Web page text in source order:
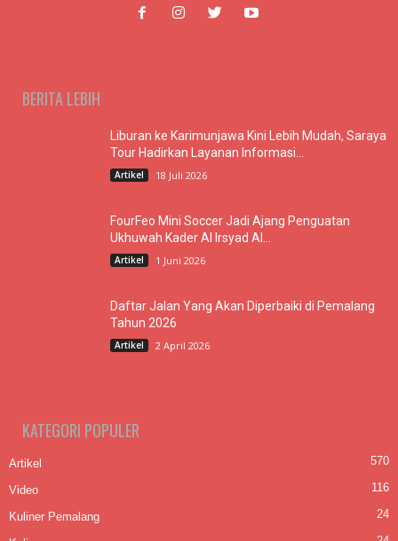
BERITA LEBIH
Liburan ke Karimunjawa Kini Lebih Mudah, Saraya
Tour Hadirkan Layanan Informasi...
Artikel 18 Juli 2026
FourFeo Mini Soccer Jadi Ajang Penguatan
Ukhuwah Kader Al Irsyad Al...
Artikel 1 Juni 2026
Daftar Jalan Yang Akan Diperbaiki di Pemalang
Tahun 2026
Artikel 2 April 2026
KATEGORI POPULER
Artikel 570
Video 116
Kuliner Pemalang 24